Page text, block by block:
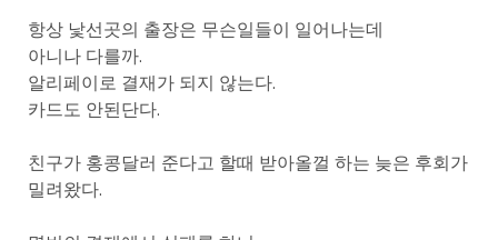
항상 낯선곳의 출장은 무슨일들이 일어나는데
아니나 다를까.
알리페이로 결재가 되지 않는다.
카드도 안된단다.
친구가 홍콩달러 준다고 할때 받아올껄 하는 늦은 후회가
밀려왔다.